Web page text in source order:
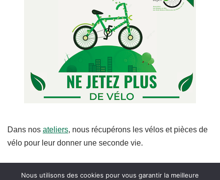
Dans nos ateliers, nous récupérons les vélos et pièces de
vélo pour leur donner une seconde vie.
Nous utilisons des cookies pour vous garantir la meilleure